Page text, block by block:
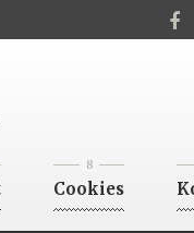
8
Cookies